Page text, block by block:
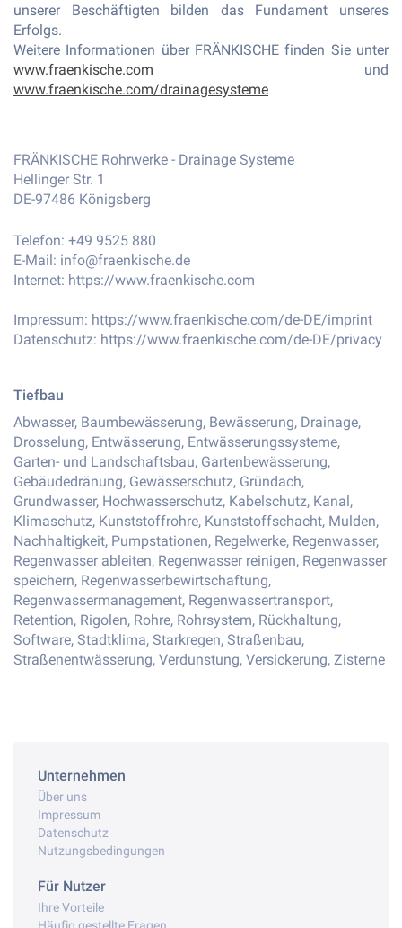
unserer Beschäftigten bilden das Fundament unseres
Erfolgs.
Weitere Informationen über FRÄNKISCHE finden Sie unter
www.fraenkische.com und
www.fraenkische.com/drainagesysteme
FRÄNKISCHE Rohrwerke - Drainage Systeme
Hellinger Str. 1
DE-97486 Königsberg
Telefon: +49 9525 880
E-Mail: info@fraenkische.de
Internet: https://www.fraenkische.com
Impressum: https://www.fraenkische.com/de-DE/imprint
Datenschutz: https://www.fraenkische.com/de-DE/privacy
Tiefbau
Abwasser, Baumbewässerung, Bewässerung, Drainage,
Drosselung, Entwässerung, Entwässerungssysteme,
Garten- und Landschaftsbau, Gartenbewässerung,
Gebäudedränung, Gewässerschutz, Gründach,
Grundwasser, Hochwasserschutz, Kabelschutz, Kanal,
Klimaschutz, Kunststoffrohre, Kunststoffschacht, Mulden,
Nachhaltigkeit, Pumpstationen, Regelwerke, Regenwasser,
Regenwasser ableiten, Regenwasser reinigen, Regenwasser
speichern, Regenwasserbewirtschaftung,
Regenwassermanagement, Regenwassertransport,
Retention, Rigolen, Rohre, Rohrsystem, Rückhaltung,
Software, Stadtklima, Starkregen, Straßenbau,
Straßenentwässerung, Verdunstung, Versickerung, Zisterne
Unternehmen
Über uns
Impressum
Datenschutz
Nutzungsbedingungen
Für Nutzer
Ihre Vorteile
Häufig gestellte Fragen